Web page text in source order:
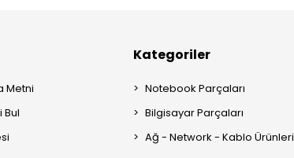
Metni
Bul
Kategoriler
Notebook Parçaları
Bilgisayar Parçaları
Ağ - Network - Kablo Ürünleri